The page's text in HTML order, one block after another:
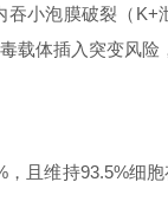
小泡膜破裂（
体插入突变风险
且维持93.5%细